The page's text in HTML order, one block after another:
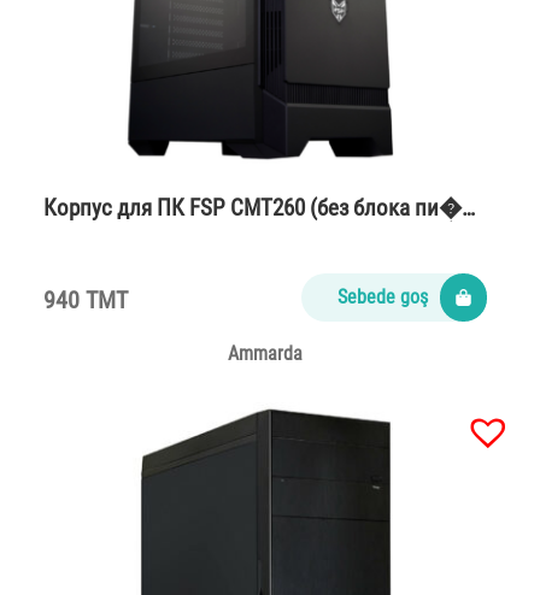
Корпус для ПК FSP CMT260 (без блока пи�…
940 TMT Sebede goş
Ammarda